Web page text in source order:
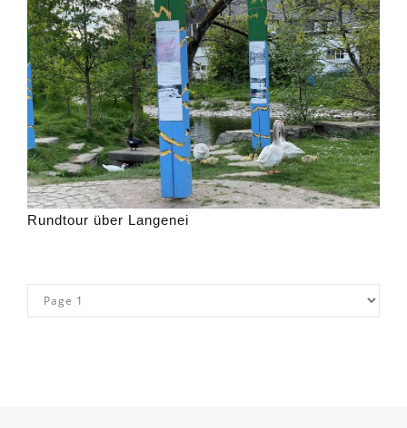
Rundtour über Langenei